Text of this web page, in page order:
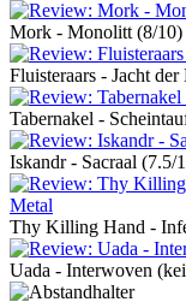
Mork - Monolitt (8/10)
Fluisteraars - Jacht der
Tabernakel -
Iskandr - Sacraal (7.5/
Thy Killing Hand -
Uada - Interwoven